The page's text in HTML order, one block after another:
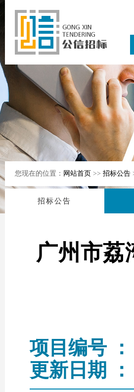
东公信招标
有限公司
您现在的位置： 网站首页 >> 招标公告
招标公告
广州市荔
项目编号
更新日期